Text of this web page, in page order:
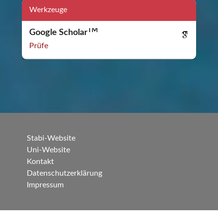
Werkzeuge
Google Scholar TM
Prüfe
Stabi-Website
Uni-Website
Kontakt
Datenschutzerklärung
Impressum